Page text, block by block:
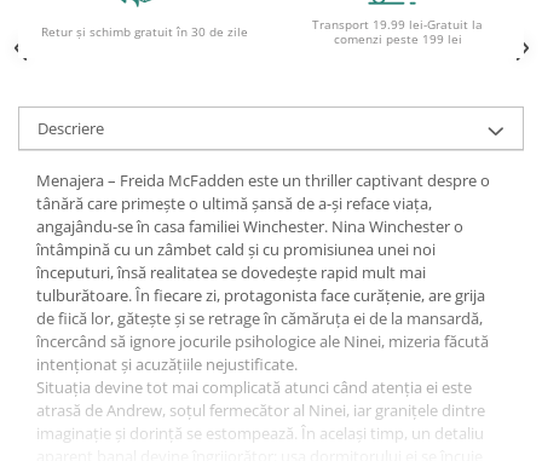
Penare
Penare echipate
Penare neechipate
Penare tip etui
Acuarele și pensule școlare
Acuarele școlare și Tempera
Pensule școlare
Pahare și palete pictură
Cărți
Cărți pentru copii
Cărți de colorat
Retur și schimb gratuit în 30 de zile
Transport 19.99 lei-Gratuit la
comenzi peste 199 lei
Descriere
Menajera – Freida McFadden este un thriller captivant despre o
tânără care primește o ultimă șansă de a-și reface viața,
angajându-se în casa familiei Winchester. Nina Winchester o
întâmpină cu un zâmbet cald și cu promisiunea unei noi
începuturi, însă realitatea se dovedește rapid mult mai
tulburătoare. În fiecare zi, protagonista face curățenie, are grija
de fiică lor, gătește și se retrage în cămăruța ei de la mansardă,
încercând să ignore jocurile psihologice ale Ninei, mizeria făcută
intenționat și acuzățiile nejustificate.
Situația devine tot mai complicată atunci când atenția ei este
atrasă de Andrew, soțul fermecător al Ninei, iar granițele dintre
imaginație și dorință se estompează. În același timp, un detaliu